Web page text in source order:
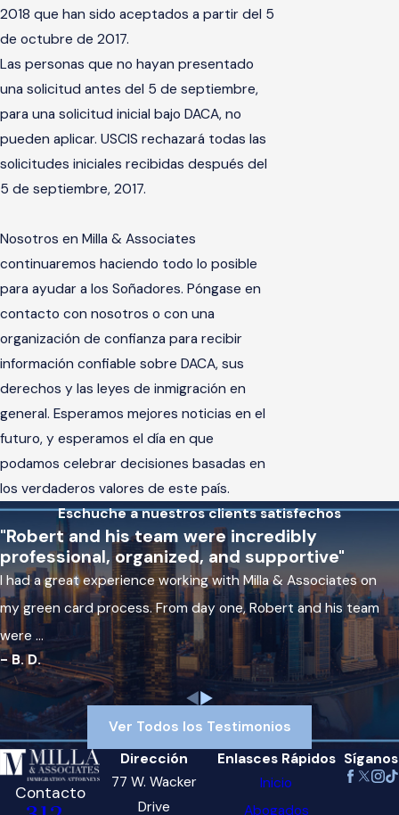
2018 que han sido aceptados a partir del 5
de octubre de 2017.
Las personas que no hayan presentado
una solicitud antes del 5 de septiembre,
para una solicitud inicial bajo DACA, no
pueden aplicar. USCIS rechazará todas las
solicitudes iniciales recibidas después del
5 de septiembre, 2017.
Nosotros en Milla & Associates
continuaremos haciendo todo lo posible
para ayudar a los Soñadores. Póngase en
contacto con nosotros o con una
organización de confianza para recibir
información confiable sobre DACA, sus
derechos y las leyes de inmigración en
general. Esperamos mejores noticias en el
futuro, y esperamos el día en que
podamos celebrar decisiones basadas en
los verdaderos valores de este país.
Eschuche a nuestros clients satisfechos
"Robert and his team were incredibly
professional, organized, and supportive"
I had a great experience working with Milla & Associates on
my green card process. From day one, Robert and his team
were ...
- B. D.
Ver Todos los Testimonios
Contacto
Dirección
77 W. Wacker
Drive
Enlasces Rápidos
Inicio
Abogados
Síganos